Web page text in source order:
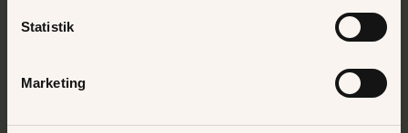
Statistik
Marketing
LÆS MERE